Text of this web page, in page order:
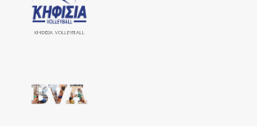
ΚΗΦΙΣΙΆ VOLLEYBALL